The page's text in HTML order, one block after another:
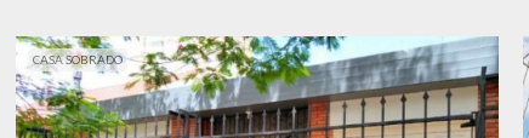
CASA SOBRADO